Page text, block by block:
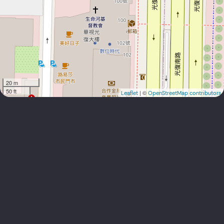
20 m
50 ft
Leaflet | © OpenStreetMap contributors